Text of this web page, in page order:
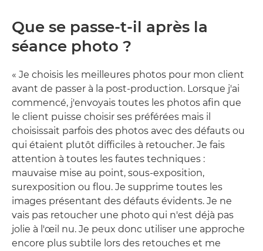
Que se passe-t-il après la
séance photo ?
« Je choisis les meilleures photos pour mon client
avant de passer à la post-production. Lorsque j'ai
commencé, j'envoyais toutes les photos afin que
le client puisse choisir ses préférées mais il
choisissait parfois des photos avec des défauts ou
qui étaient plutôt difficiles à retoucher. Je fais
attention à toutes les fautes techniques :
mauvaise mise au point, sous-exposition,
surexposition ou flou. Je supprime toutes les
images présentant des défauts évidents. Je ne
vais pas retoucher une photo qui n'est déjà pas
jolie à l'œil nu. Je peux donc utiliser une approche
encore plus subtile lors des retouches et me